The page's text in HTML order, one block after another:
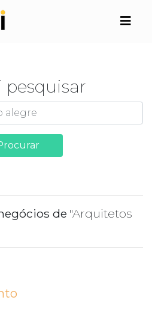
pesquisar
de "Arquitetos